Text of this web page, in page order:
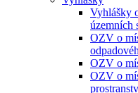
Vyhlášky
územních
OZV o
OZV o
OZV o